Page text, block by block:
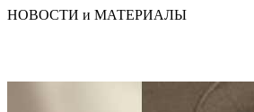
НОВОСТИ и МАТЕРИАЛЫ